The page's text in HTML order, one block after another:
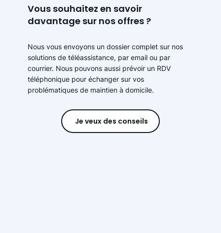
Vous souhaitez en savoir
davantage sur nos offres ?
Nous vous envoyons un dossier complet sur nos
solutions de téléassistance, par email ou par
courrier. Nous pouvons aussi prévoir un RDV
téléphonique pour échanger sur vos
problématiques de maintien à domicile.
Je veux des conseils